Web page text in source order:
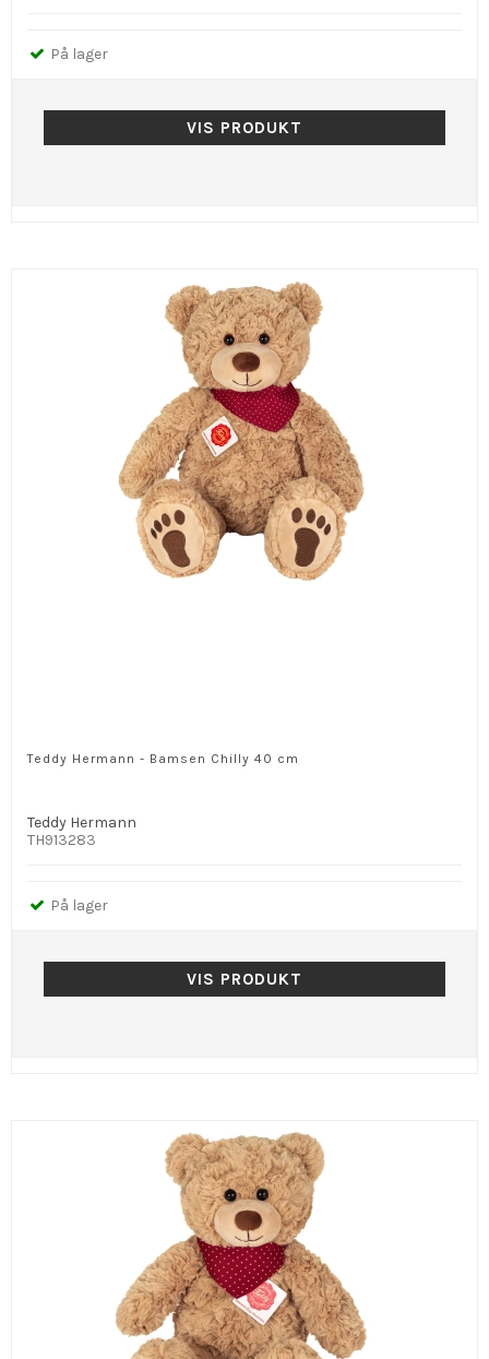
På lager
VIS PRODUKT
Teddy Hermann - Bamsen Chilly 40 cm
Teddy Hermann
TH913283
På lager
VIS PRODUKT